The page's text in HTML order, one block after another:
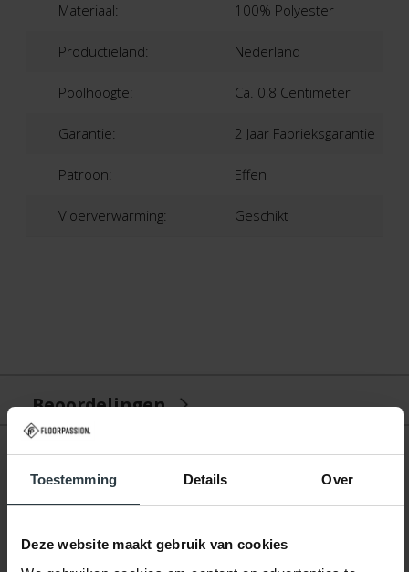
Toestemming Details Over
Deze website maakt gebruik van cookies
Beoordelingen
Product
Materiaal: 100% Polyester
Productieland: Nederland
Poolhoogte: Ca. 0,8 Centimeter
Garantie: 2 Jaar Fabrieksgarantie
Patroon: Effen
Vloerverwarming: Geschikt
Gerelateerde producten